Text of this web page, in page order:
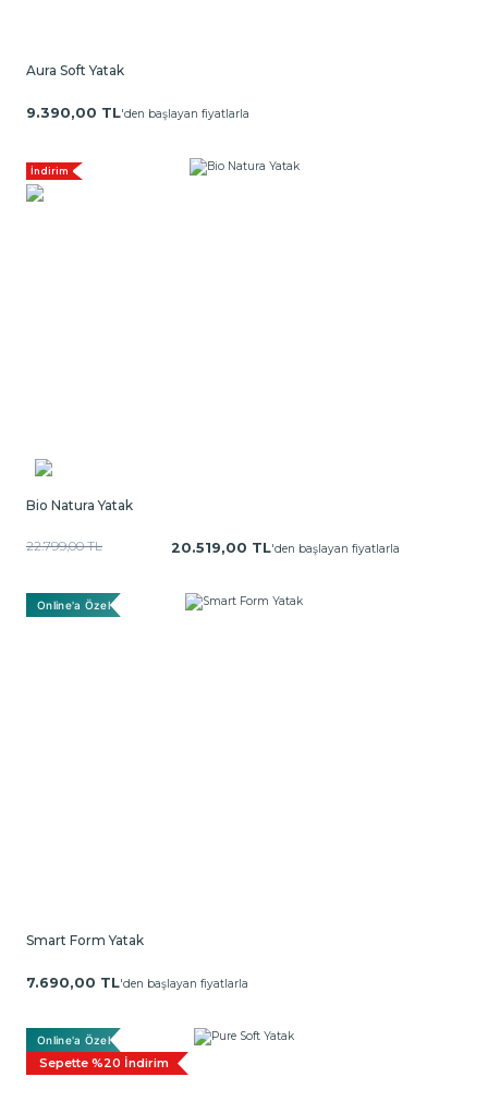
Aura Soft Yatak
9.390,00 TL'den başlayan fiyatlarla
İndirim
Bio Natura Yatak
22.799,00 TL 20.519,00 TL'den başlayan fiyatlarla
Online'a Özel
Smart Form Yatak
7.690,00 TL'den başlayan fiyatlarla
Online'a Özel
Sepette %20 İndirim